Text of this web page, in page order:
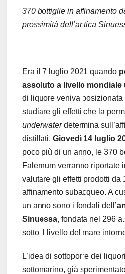
370 bottiglie in affinamento
prossimità dell’antica
Era il 7 luglio 2021 quando
assoluto a livello mondiale
di liquore veniva
studiare gli effetti che la
underwaterdetermina
distillati. Giovedì 14 luglio
poco più di un anno, le 370
Falernum verranno riportate
valutare gli effetti prodotti da
affinamento subacqueo. A
un anno sono i fondali dell’
Sinuessa, fondata nel 296
sotto il livello del mare
L’idea di sottoporre dei
sottomarino, già